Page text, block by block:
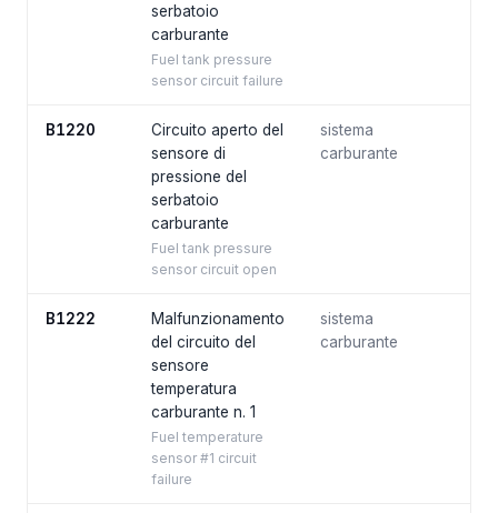
serbatoio
carburante
Fuel tank pressure
sensor circuit failure
B1220
Circuito aperto del
sensore di
pressione del
serbatoio
carburante
Fuel tank pressure
sensor circuit open
sistema
carburante
B1222
Malfunzionamento
del circuito del
sensore
temperatura
carburante n. 1
Fuel temperature
sensor #1 circuit
failure
sistema
carburante